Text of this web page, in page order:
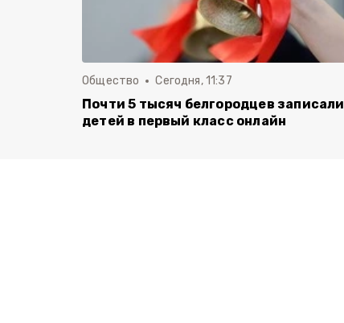
Общество Сегодня, 11:37
Почти 5 тысяч белгородцев записали
детей в первый класс онлайн